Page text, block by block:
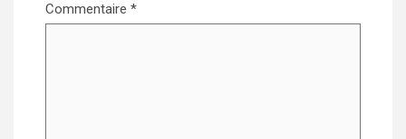
Commentaire *